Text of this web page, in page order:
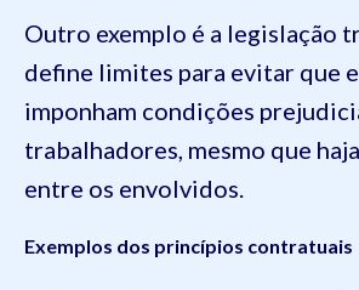
Outro exemplo é a legislação
define limites para evitar que
imponham condições
trabalhadores, mesmo que
entre os envolvidos.
Exemplos dos princípios contratuais